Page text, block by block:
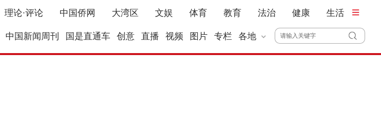
理论·评论 中国侨网 大湾区 文娱 体育 教育 法治 健康 生活
中国新闻周刊 国是直通车 创意 直播 视频 图片 专栏 各地